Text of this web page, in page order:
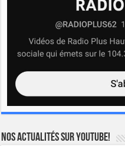
Nos actualités sur YOUTUBE!